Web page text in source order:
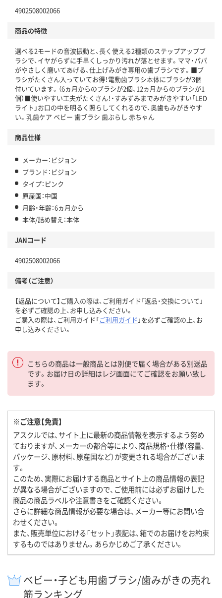
4902508002066
商品の特徴
選べる2モードの音波振動と、長く使える2種類のステップアップブ
ラシで、イヤがらずに手早くしっかり汚れが落とせます。ママ・パパ
がやさしく磨いてあげる、仕上げみがき専用の歯ブラシです。■ブ
ラシがたくさん入っていてお得！電動歯ブラシ本体にブラシが3個
付いています。（6ヵ月からのブラシが2個、12ヵ月からのブラシが1
個）■使いやすい工夫がたくさん！・すみずみまでみがきやすい「LED
ライト」お口の中を明るく照らしてくれるので、奥歯もみがきやす
い。乳歯ケア ベビー 歯ブラシ 歯ぶらし 赤ちゃん
商品仕様
メーカー：ピジョン
ブランド：ピジョン
タイプ：ピンク
原産国：中国
月齢・年齢：6ヵ月から
本体/詰め替え：本体
JANコード
4902508002066
備考（ご注意）
【返品について】ご購入の際は、ご利用ガイド「返品・交換について」
を必ずご確認の上、お申し込みください。
ご購入の際は、ご利用ガイド「ご利用ガイド 」を必ずご確認の上、お
申し込みください。
こちらの商品は一般商品とは別便で届く場合がある別送品
です。お届け日の詳細はレジ画面にてご確認をお願い致し
ます。
※ご注意【免責】
アスクルでは、サイト上に最新の商品情報を表示するよう努め
ておりますが、メーカーの都合等により、商品規格・仕様（容量、
パッケージ、原材料、原産国など）が変更される場合がございま
す。
このため、実際にお届けする商品とサイト上の商品情報の表記
が異なる場合がございますので、ご使用前には必ずお届けした
商品の商品ラベルや注意書きをご確認ください。
さらに詳細な商品情報が必要な場合は、メーカー等にお問い合
わせください。
また、販売単位における「セット」表記は、箱でのお届けをお約束
するものではありません。あらかじめご了承ください。
ベビー・子ども用歯ブラシ/歯みがきの売れ
筋ランキング